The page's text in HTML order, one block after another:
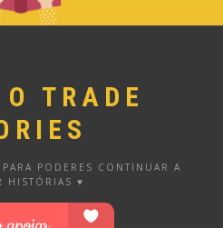
TRADE
PODERES CONTINUAR A
HISTÓRIAS ♥